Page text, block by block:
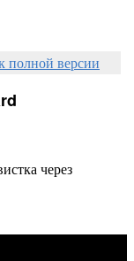
полной версии
через